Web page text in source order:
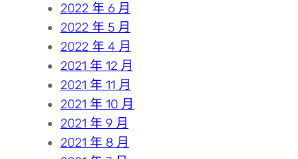
2022 年 6 月
2022 年 5 月
2022 年 4 月
2021 年 12 月
2021 年 11 月
2021 年 10 月
2021 年 9 月
2021 年 8 月